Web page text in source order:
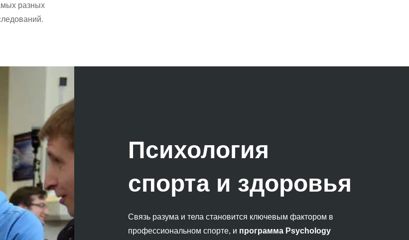
разных
Психология
спорта и здоровья
Связь разума и тела становится ключевым фактором в
профессиональном спорте, и программа Psychology